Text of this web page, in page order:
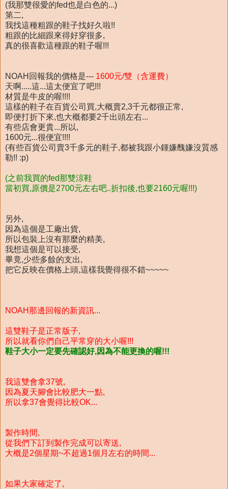
(我那雙很愛的fed也是白色的...)
第二,
我找這種粗跟的鞋子找好久啦!!
粗跟的比細跟來得好穿很多,
真的很喜歡這種跟的鞋子喔!!!
NOAH回報我的價格是--- 1600元/雙（含運費）
天啊.....這...這太便宜了吧!!!
材質是牛皮的喔!!!!
這樣的鞋子在百貨公司買,大概賣2,3千元都很正常,
即便打折下來,也大概都要2千出頭左右...
有些店會更貴...所以,
1600元...很便宜!!!!
(有些百貨公司賣3千多元的鞋子,都被我跟小鍾嫌醜嫌沒質感
勒!! :p)
(之前我買的fed那雙涼鞋
當初買,原價是2700元左右吧..折扣後,也要2160元喔!!!)
另外,
因為這個是工廠出貨,
所以包裝上沒有那麼的精美,
我想這個是可以接受,
畢竟,少些多餘的支出,
把它反映在價格上頭,這樣我覺得很不錯~~~~~
NOAH那邊回報的新資訊...
這雙鞋子是正常版子,
所以就看你們自己平常穿的大小喔!!!
鞋子大小一定要先確認好,因為不能更換的喔!!!
我這雙會拿37號,
因為夏天腳會比較肥大一點,
所以拿37會覺得比較OK...
製作時間,
從我們下訂到製作完成可以寄送,
大概是2個星期~不超過1個月左右的時間...
如果大家確定了,